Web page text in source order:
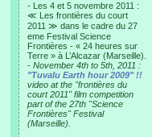
- Les 4 et 5 novembre 2011 :
≪ Les frontières du court
2011 ≫ dans le cadre du 27
eme Festival Science
Frontières - « 24 heures sur
Terre » à L’Alcazar (Marseille).
- November 4th to 5th, 2011 :
"Tuvalu Earth hour 2009" !!
video at the "frontières du
court 2011" film competition
part of the 27th "Science
Frontières" Festival
(Marseille).